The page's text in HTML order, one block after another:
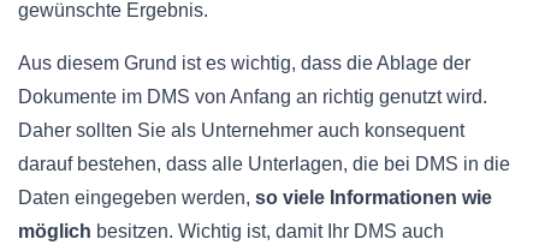
gewünschte Ergebnis.
Aus diesem Grund ist es wichtig, dass die Ablage der
Dokumente im DMS von Anfang an richtig genutzt wird.
Daher sollten Sie als Unternehmer auch konsequent
darauf bestehen, dass alle Unterlagen, die bei DMS in die
Daten eingegeben werden, so viele Informationen wie
möglich besitzen. Wichtig ist, damit Ihr DMS auch